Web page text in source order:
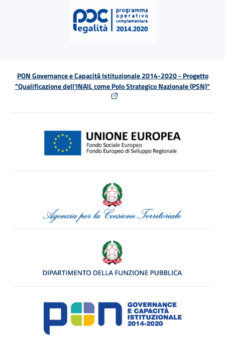
PON Governance e Capacità Istituzionale 2014-2020 - Progetto
"Qualificazione dell'INAIL come Polo Strategico Nazionale (PSN)"